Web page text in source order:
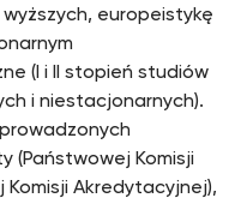
europeistykę
(I i II stopień studiów
i niestacjonarnych).
(Państwowej Komisji
Akredytacyjnej),